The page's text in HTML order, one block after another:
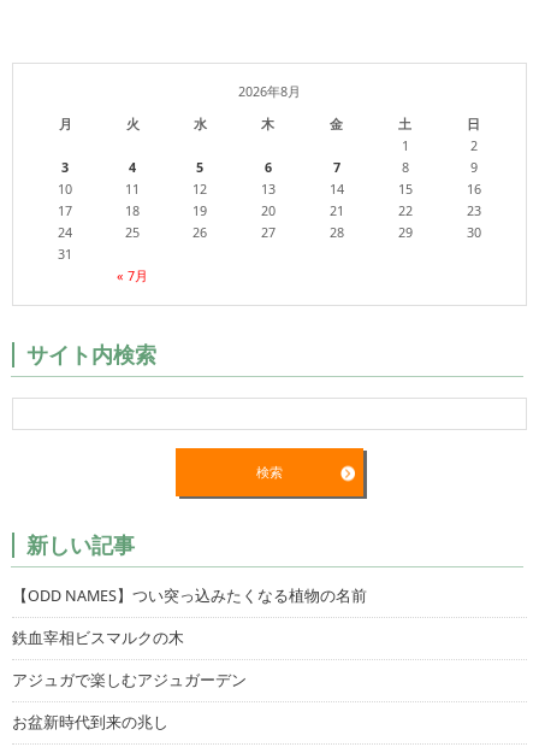
2026年8月
月
火 水 木 金 土 日
« 7月
1
2
3
4 5 6 7 8
9
10
11 12 13 14 15
16
17
18 19 20 21 22
23
24
25 26 27 28 29
30
31
サイト内検索
新しい記事
【ODD NAMES】つい突っ込みたくなる植物の名前
鉄血宰相ビスマルクの木
アジュガで楽しむアジュガーデン
お盆新時代到来の兆し